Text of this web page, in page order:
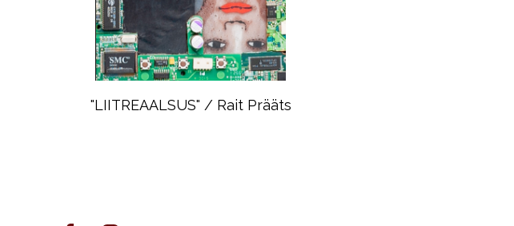
"LIITREAALSUS" / Rait Prääts